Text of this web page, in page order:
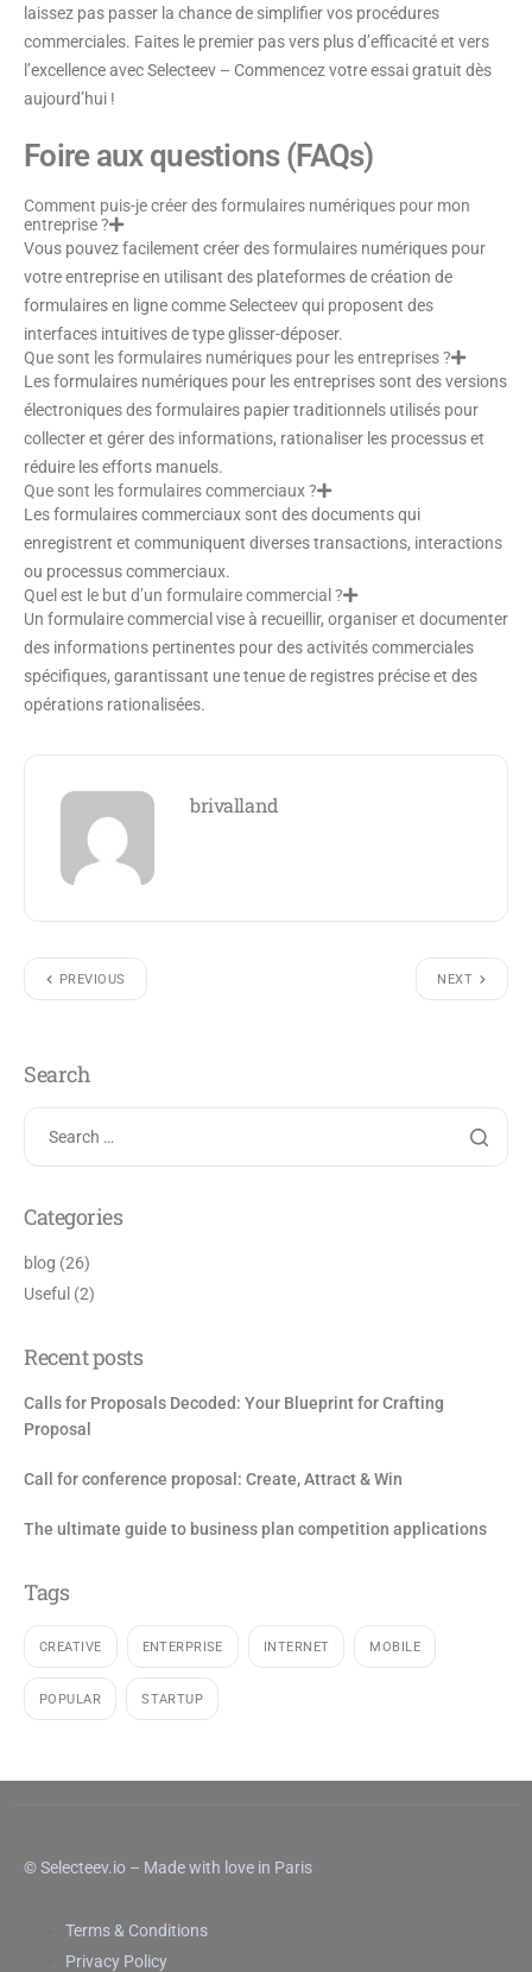
laissez pas passer la chance de simplifier vos procédures
commerciales. Faites le premier pas vers plus d’efficacité et vers
l’excellence avec Selecteev – Commencez votre essai gratuit dès
aujourd’hui !
Foire aux questions (FAQs)
Comment puis-je créer des formulaires numériques pour mon
entreprise ?
Vous pouvez facilement créer des formulaires numériques pour
votre entreprise en utilisant des plateformes de création de
formulaires en ligne comme Selecteev qui proposent des
interfaces intuitives de type glisser-déposer.
Que sont les formulaires numériques pour les entreprises ?
Les formulaires numériques pour les entreprises sont des versions
électroniques des formulaires papier traditionnels utilisés pour
collecter et gérer des informations, rationaliser les processus et
réduire les efforts manuels.
Que sont les formulaires commerciaux ?
Les formulaires commerciaux sont des documents qui
enregistrent et communiquent diverses transactions, interactions
ou processus commerciaux.
Quel est le but d’un formulaire commercial ?
Un formulaire commercial vise à recueillir, organiser et documenter
des informations pertinentes pour des activités commerciales
spécifiques, garantissant une tenue de registres précise et des
opérations rationalisées.
brivalland
PREVIOUS NEXT
Search
Categories
blog (26)
Useful (2)
Recent posts
Calls for Proposals Decoded: Your Blueprint for Crafting
Proposal
Call for conference proposal: Create, Attract & Win
The ultimate guide to business plan competition applications
Tags
CREATIVE ENTERPRISE INTERNET MOBILE
POPULAR STARTUP
© Selecteev.io – Made with love in Paris
Terms & Conditions
Privacy Policy